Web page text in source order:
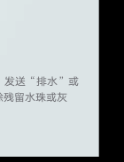
发送“排水”或
残留水珠或灰